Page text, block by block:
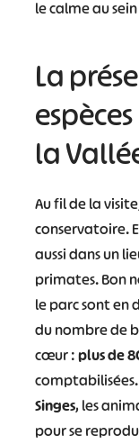
le calme au
La
la
Au fil de la
conservatoire.
aussi dans un
primates. Bon
le parc sont en
du nombre de
cœur :plus de
Singes, les
pour se